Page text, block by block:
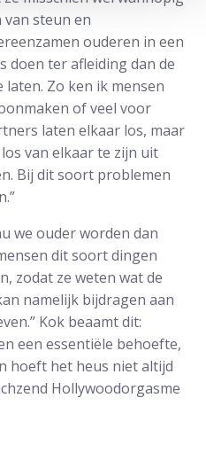
steun en
ouderen in een
doen ter afleiding dan de
Zo ken ik mensen
of veel voor
laten elkaar los, maar
van elkaar te zijn uit
Bij dit soort problemen
we ouder worden dan
dit soort dingen
zodat ze weten wat de
namelijk bijdragen aan
Kok beaamt dit:
een essentiële behoefte,
hoeft het heus niet altijd
Hollywoodorgasme